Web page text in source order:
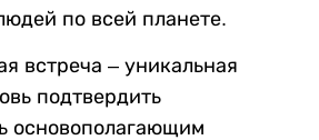
по всей планете.
встреча – уникальная
подтвердить
основополагающим